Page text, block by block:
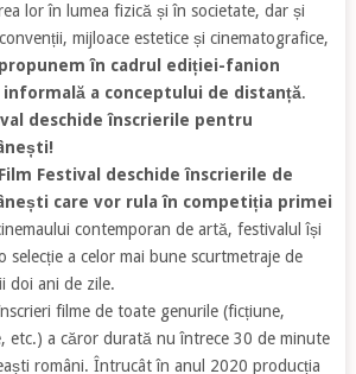
lor în lumea fizică și în societate, dar și
mijloace estetice și cinematografice,
în cadrul ediției-fanion
a conceptului de distanță.
deschide înscrierile pentru
Festival deschide înscrierile de
care vor rula în competiția primei
contemporan de artă, festivalul își
selecție a celor mai bune scurtmetraje de
doi ani de zile.
filme de toate genurile (ficțiune,
etc.) a căror durată nu întrece 30 de minute
români. Întrucât în anul 2020 producția